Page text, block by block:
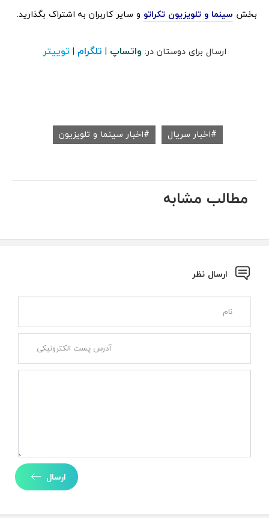
بخش سینما و تلویزیون تکراتو و سایر کاربران به اشتراک بگذارید.
ارسال برای دوستان در: واتساپ | تلگرام | توییتر
اخبار سریال اخبار سینما و تلویزیون
مطالب مشابه
ارسال نظر
ارسال